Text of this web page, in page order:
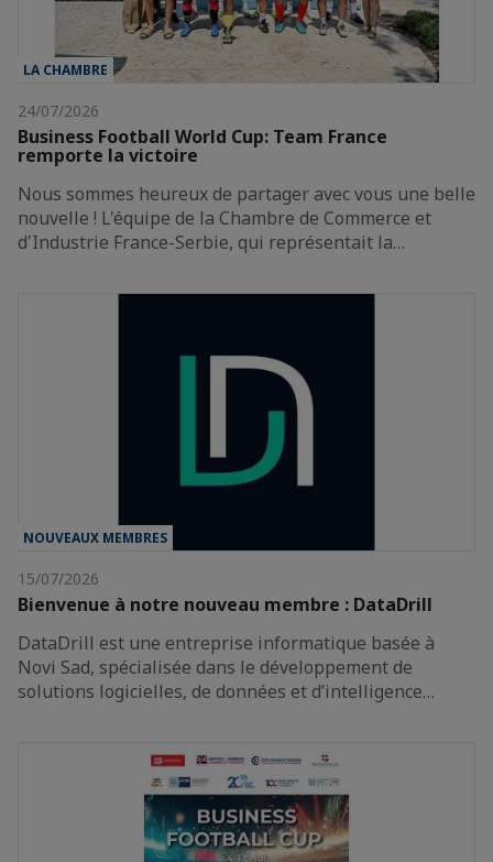
LA CHAMBRE
24/07/2026
Business Football World Cup: Team France
remporte la victoire
Nous sommes heureux de partager avec vous une belle
nouvelle ! L'équipe de la Chambre de Commerce et
d'Industrie France-Serbie, qui représentait la…
NOUVEAUX MEMBRES
15/07/2026
Bienvenue à notre nouveau membre : DataDrill
DataDrill est une entreprise informatique basée à
Novi Sad, spécialisée dans le développement de
solutions logicielles, de données et d’intelligence…